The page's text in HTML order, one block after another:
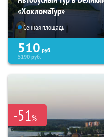
«ХохломаТур»
Сенная площадь
510 руб.
5190руб.
-51%